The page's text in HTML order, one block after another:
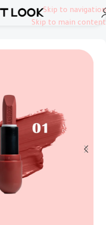
Skip to navigation
Skip to main content
الرئيسية شفاه ليب استيك